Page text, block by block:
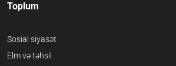
Toplum
Sosial siyasət
Elm və təhsil